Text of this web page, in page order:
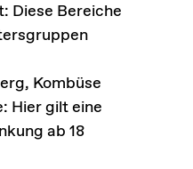
Diese Bereiche
Kombüse
Hier gilt eine
ab 18